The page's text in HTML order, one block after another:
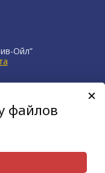
Ойл”
файлов